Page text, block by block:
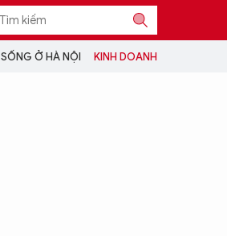
SỐNG Ở HÀ NỘI KINH DOANH